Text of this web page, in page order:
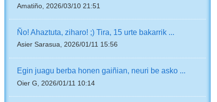
Amatiño, 2026/03/10 21:51
Ño! Ahaztuta, ziharo! ;) Tira, 15 urte bakarrik ...
Asier Sarasua, 2026/01/11 15:56
Egin juagu berba honen gaiñian, neuri be asko ...
Oier G, 2026/01/11 10:14